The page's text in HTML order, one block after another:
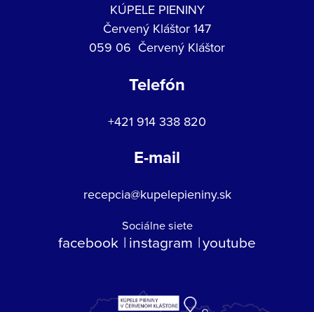
KÚPELE PIENINY
Červený Kláštor 147
059 06 Červený Kláštor
Telefón
+421 914 338 820
E-mail
recepcia@kupelepieniny.sk
Sociálne siete
facebook instagram youtube